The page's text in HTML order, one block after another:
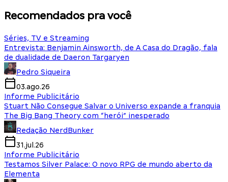
Recomendados pra você
Séries, TV e Streaming
Entrevista: Benjamin Ainsworth, de A Casa do Dragão, fala
de dualidade de Daeron Targaryen
Pedro Siqueira
03.ago.26
Informe Publicitário
Stuart Não Consegue Salvar o Universo expande a franquia
The Big Bang Theory com “herói” inesperado
Redação NerdBunker
31.jul.26
Informe Publicitário
Testamos Silver Palace: O novo RPG de mundo aberto da
Elementa